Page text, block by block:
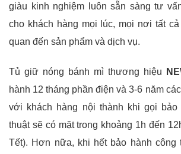
giàu kinh nghiệm luôn sẵn sàng tư
cho khách hàng mọi lúc, mọi nơi tất
quan đến sản phẩm và dịch vụ.
Tủ giữ nóng bánh mì thương hiệu
hành 12 tháng phần điện và 3-6 năm
với khách hàng nội thành khi gọi
thuật sẽ có mặt trong khoảng 1h đến
Tết). Hơn nữa, khi hết bảo hành công